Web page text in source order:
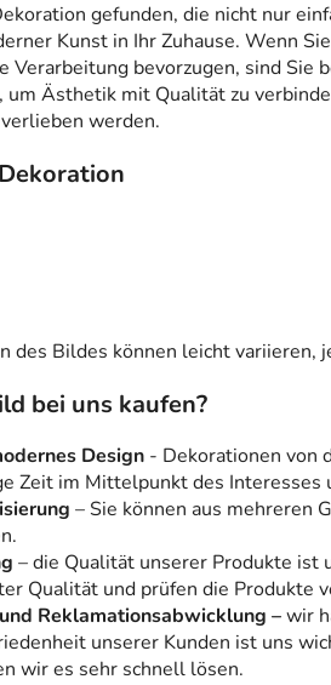
gefunden, die nicht nur
Kunst in Ihr Zuhause. Wenn
bevorzugen, sind Sie
um Ästhetik mit Qualität zu
werden.
des Bildes können leicht variieren,
bei uns kaufen?
Design - Dekorationen von
Zeit im Mittelpunkt des Interesses
– Sie können aus mehreren
– die Qualität unserer Produkte
Qualität und prüfen die Produkte
Reklamationsabwicklung –wir
unserer Kunden ist uns
wir es sehr schnell lösen.